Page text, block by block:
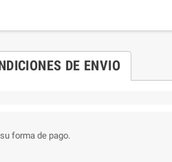
DE ENVIO
forma de pago.